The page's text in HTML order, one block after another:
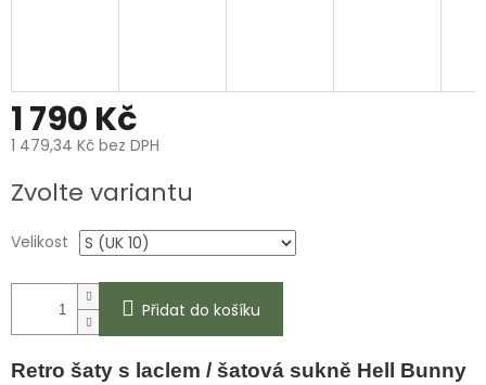
1 790 Kč
1 479,34 Kč bez DPH
cena:
Zvolte variantu
Velikost
Přidat do košíku
Retro šaty s laclem / šatová sukně Hell Bunny